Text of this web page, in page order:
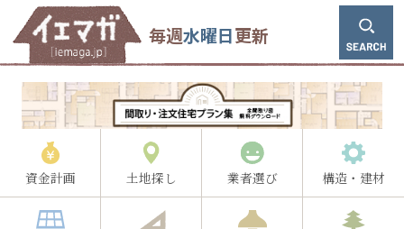
毎週水曜日更新
資金計画 土地探し 業者選び 構造・建材